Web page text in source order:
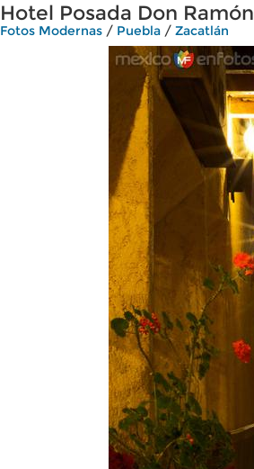
Hotel Posada Don Ramón
Fotos Modernas / Puebla / Zacatlán